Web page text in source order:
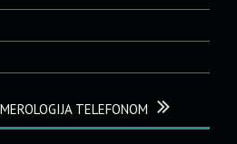
TELEFONOM